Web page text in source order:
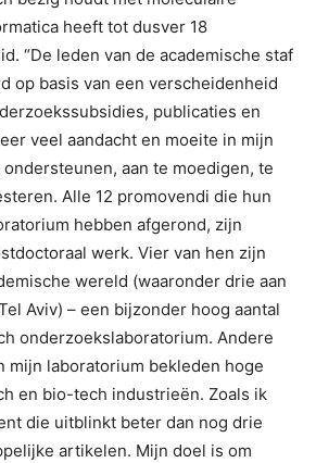
heeft tot dusver 18
“De leden van de academische staf
op basis van een verscheidenheid
publicaties en
veel aandacht en moeite in mijn
aan te moedigen, te
Alle 12 promovendi die hun
hebben afgerond, zijn
werk. Vier van hen zijn
wereld (waaronder drie aan
Aviv) – een bijzonder hoog aantal
onderzoekslaboratorium. Andere
mijn laboratorium bekleden hoge
en bio-tech industrieën. Zoals ik
die uitblinkt beter dan nog drie
artikelen. Mijn doel is om